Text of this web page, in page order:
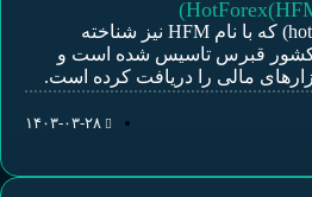
بروکر هات فارکس (hotforex) که با نام HFM نیز شناخته
در سال 2010 در کشور قبرس تاسیس شده است و
۱۴۰۳-۰۳-۲۸